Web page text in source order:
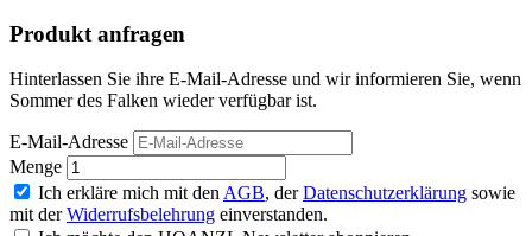
Produkt anfragen
Hinterlassen Sie ihre E-Mail-Adresse und wir informieren Sie, wenn
Sommer des Falken wieder verfügbar ist.
E-Mail-Adresse
Menge
Ich erkläre mich mit den AGB, derDatenschutzerklärung sowie
mit derWiderrufsbelehrung einverstanden.